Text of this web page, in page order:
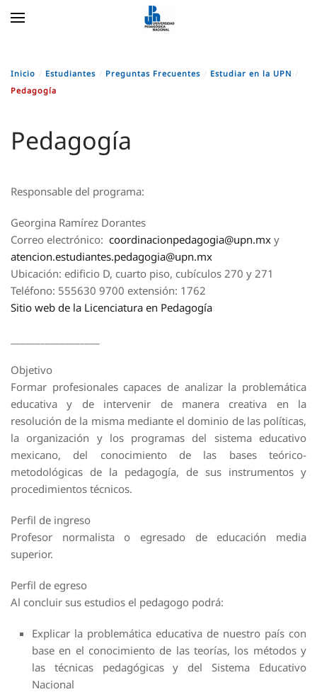
Inicio Estudiantes Preguntas Frecuentes
Estudiar en la UPN
Pedagogía
Pedagogía
Responsable del programa:
Georgina Ramírez Dorantes
Correo electrónico: coordinacionpedagogia@upn.mx y
atencion.estudiantes.pedagogia@upn.mx
Ubicación: edificio D, cuarto piso, cubículos 270 y 271
Teléfono: 555630 9700 extensión: 1762
Sitio web de la Licenciatura en Pedagogía
Objetivo
Formar profesionales capaces de analizar la problemática
educativa y de intervenir de manera creativa en la
resolución de la misma mediante el dominio de las políticas,
la organización y los programas del sistema educativo
mexicano, del conocimiento de las bases teórico-
metodológicas de la pedagogía, de sus instrumentos y
procedimientos técnicos.
Perfil de ingreso
Profesor normalista o egresado de educación media
superior.
Perfil de egreso
Al concluir sus estudios el pedagogo podrá:
Explicar la problemática educativa de nuestro país con
base en el conocimiento de las teorías, los métodos y
las técnicas pedagógicas y del Sistema Educativo
Nacional